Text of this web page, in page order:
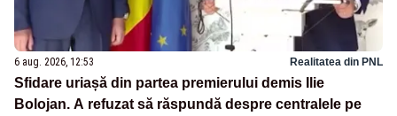
6 aug. 2026, 12:53 Realitatea din PNL
Sfidare uriașă din partea premierului demis Ilie
Bolojan. A refuzat să răspundă despre centralele pe